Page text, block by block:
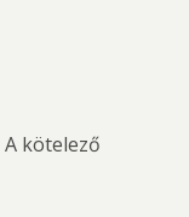
A kötelező